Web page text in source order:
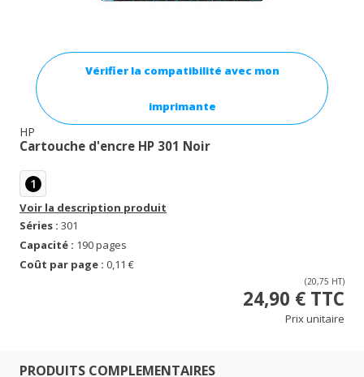
Vérifier la compatibilité avec mon
imprimante
HP
Cartouche d'encre HP 301 Noir
1
Voir la description produit
Séries : 301
Capacité : 190 pages
Coût par page : 0,11 €
(20,75 HT)
24,90 € TTC
Prix unitaire
PRODUITS COMPLEMENTAIRES